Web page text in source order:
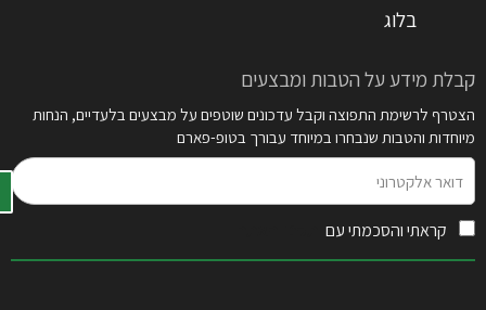
בלוג
קבלת מידע על הטבות ומבצעים
הצטרף לרשימת התפוצה וקבל עדכונים שוטפים על מבצעים בלעדיים, הנחות
מיוחדות והטבות שנבחרו במיוחד עבורך בטופ-פארם
אלקטרוני
קראתי והסכמתי עם